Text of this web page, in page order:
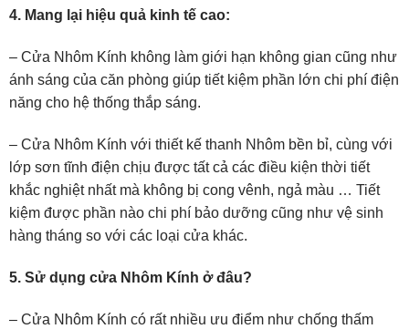
4. Mang lại hiệu quả kinh tế cao:
– Cửa Nhôm Kính không làm giới hạn không gian cũng như
ánh sáng của căn phòng giúp tiết kiệm phần lớn chi phí điện
năng cho hệ thống thắp sáng.
– Cửa Nhôm Kính với thiết kế thanh Nhôm bền bỉ, cùng với
lớp sơn tĩnh điện chịu được tất cả các điều kiện thời tiết
khắc nghiệt nhất mà không bị cong vênh, ngả màu … Tiết
kiệm được phần nào chi phí bảo dưỡng cũng như vệ sinh
hàng tháng so với các loại cửa khác.
5. Sử dụng cửa Nhôm Kính ở đâu?
– Cửa Nhôm Kính có rất nhiều ưu điểm như chống thấm